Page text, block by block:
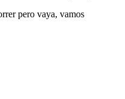
pero vaya, vamos